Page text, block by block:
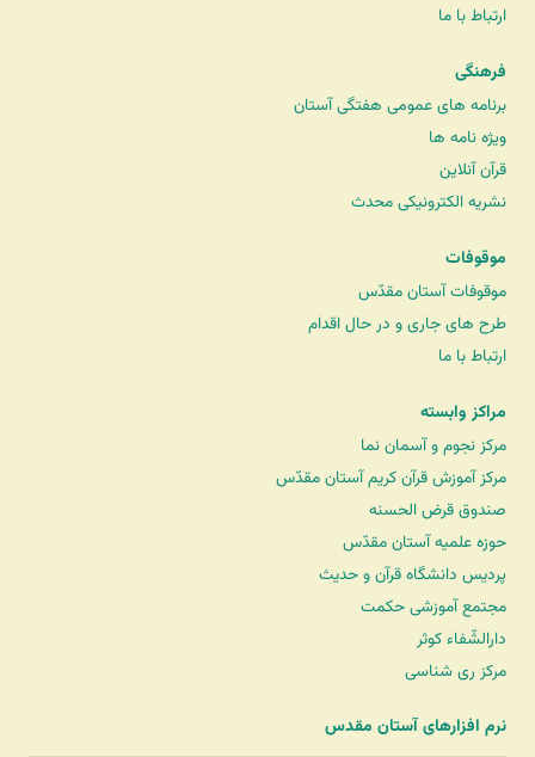
ارتباط با ما
فرهنگی
برنامه های عمومی هفتگی آستان
ویژه نامه ها
قرآن آنلاین
نشریه الکترونیکی محدث
موقوفات
موقوفات آستان مقدّس
طرح های جاری و در حال اقدام
ارتباط با ما
مراکز وابسته
مرکز نجوم و آسمان نما
مرکز آموزش قرآن کریم آستان مقدّس
صندوق قرض الحسنه
حوزه علمیه آستان مقدّس
پردیس دانشگاه قرآن و حدیث
مجتمع آموزشی حکمت
دارالشّفاء کوثر
مرکز ری شناسی
نرم افزارهای آستان مقدس